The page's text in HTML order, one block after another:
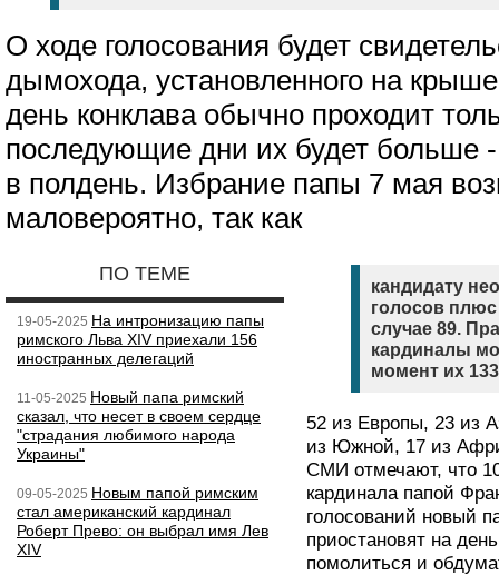
О ходе голосования будет
дымохода, установленного на
день конклава обычно проходит
последующие дни их будет больше
в полдень. Избрание папы 7 мая
маловероятно, так как
ПО ТЕМЕ
19-05-2025 На интронизацию папы
римского Льва XIV приехали 156
иностранных делегаций
11-05-2025 Новый папа римский
сказал, что несет в своем сердце
"страдания любимого народа
Украины"
09-05-2025 Новым папой римским
стал американский кардинал
Роберт Прево: он выбрал имя Лев
XIV
кандидату
голосов
случае 89.
кардиналы
момент их
52 из Европы, 23 из
из Южной, 17 из
СМИ отмечают, что
кардинала папой
голосований новый
приостановят на
помолиться и